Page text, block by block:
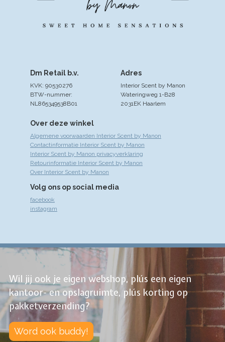
Over deze winkel
Algemene voorwaarden Interior Scent by Manon
Contactinformatie Interior Scent by Manon
Interior Scent by Manon privacyverklaring
Retourinformatie Interior Scent by Manon
Over Interior Scent by Manon
Volg ons op social media
facebook
instagram
Adres
Interior Scent by Manon
Wateringweg 1-B28
2031EK Haarlem
Dm Retail b.v.
KVK: 90530276
BTW-nummer:
NL865349538B01
Wil jij ook je eigen webshop, plús een eigen
kantoor- en opslagruimte, plús korting op
pakketverzending?
Word ook buddy!